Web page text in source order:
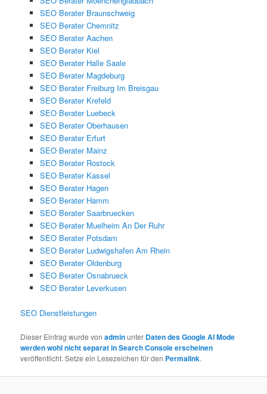
SEO Berater Braunschweig
SEO Berater Chemnitz
SEO Berater Aachen
SEO Berater Kiel
SEO Berater Halle Saale
SEO Berater Magdeburg
SEO Berater Freiburg Im Breisgau
SEO Berater Krefeld
SEO Berater Luebeck
SEO Berater Oberhausen
SEO Berater Erfurt
SEO Berater Mainz
SEO Berater Rostock
SEO Berater Kassel
SEO Berater Hagen
SEO Berater Hamm
SEO Berater Saarbruecken
SEO Berater Muelheim An Der Ruhr
SEO Berater Potsdam
SEO Berater Ludwigshafen Am Rhein
SEO Berater Oldenburg
SEO Berater Osnabrueck
SEO Berater Leverkusen
SEO Dienstleistungen
Dieser Eintrag wurde vonadminunter Daten des Google AI Mode
werden wohl nicht separat in Search Console erscheinen
veröffentlicht. Setze ein Lesezeichen für den Permalink.